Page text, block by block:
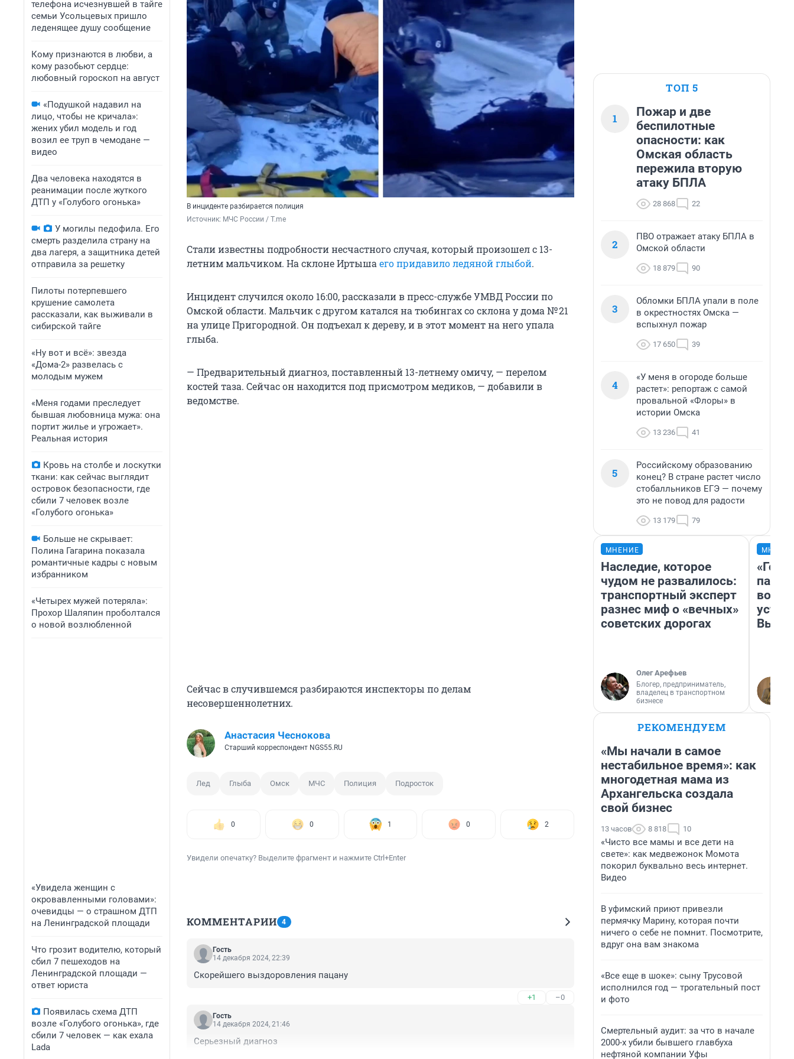
телефона исчезнувшей в тайге
семьи Усольцевых пришло
леденящее душу сообщение
Кому признаются в любви, а
кому разобьют сердце:
любовный гороскоп на август
«Подушкой надавил на
лицо, чтобы не кричала»:
жених убил модель и год
возил ее труп в чемодане —
видео
Два человека находятся в
реанимации после жуткого
ДТП у «Голубого огонька»
У могилы педофила. Его
смерть разделила страну на
два лагеря, а защитника детей
отправила за решетку
Пилоты потерпевшего
крушение самолета
рассказали, как выживали в
сибирской тайге
«Ну вот и всё»: звезда
«Дома-2» развелась с
молодым мужем
«Меня годами преследует
бывшая любовница мужа: она
портит жилье и угрожает».
Реальная история
Кровь на столбе и лоскутки
ткани: как сейчас выглядит
островок безопасности, где
сбили 7 человек возле
«Голубого огонька»
Больше не скрывает:
Полина Гагарина показала
романтичные кадры с новым
избранником
«Четырех мужей потеряла»:
Прохор Шаляпин проболтался
о новой возлюбленной
«Увидела женщин с
окровавленными головами»:
очевидцы — о страшном ДТП
на Ленинградской площади
Что грозит водителю, который
сбил 7 пешеходов на
Ленинградской площади —
ответ юриста
Появилась схема ДТП
возле «Голубого огонька», где
сбили 7 человек — как ехала
Lada
В инциденте разбирается полиция
Источник: МЧС России / T.me
Стали известны подробности несчастного случая, который произошел с 13-
летним мальчиком. На склоне Иртыша его придавило ледяной глыбой.
Инцидент случился около 16:00, рассказали в пресс-службе УМВД России по
Омской области. Мальчик с другом катался на тюбингах со склона у дома № 21
на улице Пригородной. Он подъехал к дереву, и в этот момент на него упала
глыба.
— Предварительный диагноз, поставленный 13-летнему омичу, — перелом
костей таза. Сейчас он находится под присмотром медиков, — добавили в
ведомстве.
Сейчас в случившемся разбираются инспекторы по делам
несовершеннолетних.
Анастасия Чеснокова
Старший корреспондент NGS55.RU
Лед Глыба Омск МЧС Полиция Подросток
0 0 1 0 2
Увидели опечатку? Выделите фрагмент и нажмите Ctrl+Enter
КОММЕНТАРИИ 4
Гость
14 декабря 2024, 22:39
Скорейшего выздоровления пацану
+1 –0
Гость
14 декабря 2024, 21:46
Серьезный диагноз
ТОП 5
1
Пожар и две
беспилотные
опасности: как
Омская область
пережила вторую
атаку БПЛА
28 868 22
2
ПВО отражает атаку БПЛА в
Омской области
18 879 90
3
Обломки БПЛА упали в поле
в окрестностях Омска —
вспыхнул пожар
17 650 39
4
«У меня в огороде больше
растет»: репортаж с самой
провальной «Флоры» в
истории Омска
13 236 41
5
Российскому образованию
конец? В стране растет число
стобалльников ЕГЭ — почему
это не повод для радости
13 179 79
МНЕНИЕ
Наследие, которое
чудом не развалилось:
транспортный эксперт
разнес миф о «вечных»
советских дорогах
Олег Арефьев
Блогер, предприниматель,
владелец в транспортном
бизнесе
РЕКОМЕНДУЕМ
«Мы начали в самое
нестабильное время»: как
многодетная мама из
Архангельска создала
свой бизнес
13 часов 8 818 10
«Чисто все мамы и все дети на
свете»: как медвежонок Момота
покорил буквально весь интернет.
Видео
В уфимский приют привезли
пермячку Марину, которая почти
ничего о себе не помнит. Посмотрите,
вдруг она вам знакома
«Все еще в шоке»: сыну Трусовой
исполнился год — трогательный пост
и фото
Смертельный аудит: за что в начале
2000-х убили бывшего главбуха
нефтяной компании Уфы